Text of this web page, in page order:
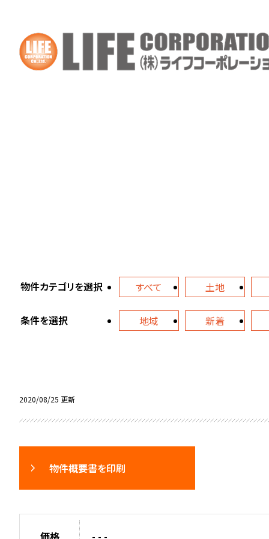
物件カテゴリを選択 すべて 土地
条件を選択 地域 新着
2020/08/25 更新
物件概要書を印刷
価格 - - -